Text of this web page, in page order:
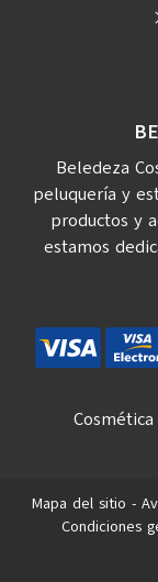
Beledeza
peluquería y
productos y
estamos
Mapa del sitio -
Condiciones